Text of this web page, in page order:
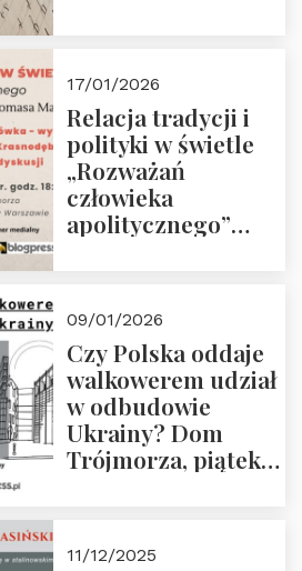
17/01/2026
Relacja tradycji i
polityki w świetle
„Rozważań
człowieka
apolitycznego”
godz. 18:00.
Zapraszamy!
09/01/2026
Czy Polska oddaje
walkowerem udział
w odbudowie
Ukrainy? Dom
Trójmorza, piątek
11/12/2025